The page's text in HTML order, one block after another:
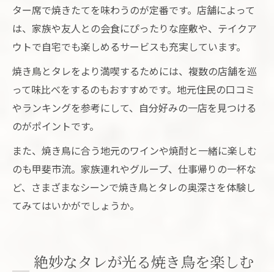
ター席で焼きたてを味わうのが定番です。店舗によって
は、家族や友人との会食にぴったりな座敷や、テイクア
ウトで自宅でも楽しめるサービスも充実しています。
焼き鳥とタレをより満喫するためには、複数の店舗を巡
って味比べをするのもおすすめです。地元住民の口コミ
やランキングを参考にして、自分好みの一店を見つける
のがポイントです。
また、焼き鳥に合う地元のワインや焼酎と一緒に楽しむ
のも甲斐市流。家族連れやグループ、仕事帰りの一杯な
ど、さまざまなシーンで焼き鳥とタレの奥深さを体験し
てみてはいかがでしょうか。
絶妙なタレが光る焼き鳥を楽しむ